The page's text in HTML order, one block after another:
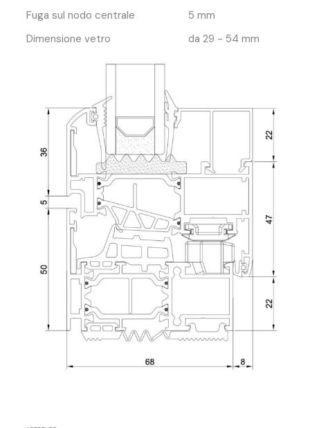
Fuga sul nodo centrale
5 mm
Dimensione vetro
da 29 - 54 mm